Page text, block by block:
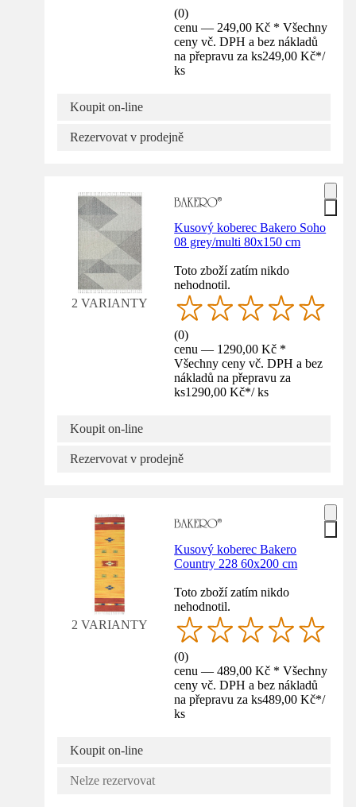
(0)
cenu — 249,00 Kč * Všechny
ceny vč. DPH a bez nákladů
na přepravu za ks249,00 Kč*/
ks
Koupit on-line
Rezervovat v prodejně
2 VARIANTY
Kusový koberec Bakero Soho
08 grey/multi 80x150 cm
Toto zboží zatím nikdo
nehodnotil.
(0)
cenu — 1290,00 Kč *
Všechny ceny vč. DPH a bez
nákladů na přepravu za
ks1290,00 Kč*/ ks
Koupit on-line
Rezervovat v prodejně
2 VARIANTY
Kusový koberec Bakero
Country 228 60x200 cm
Toto zboží zatím nikdo
nehodnotil.
(0)
cenu — 489,00 Kč * Všechny
ceny vč. DPH a bez nákladů
na přepravu za ks489,00 Kč*/
ks
Koupit on-line
Nelze rezervovat